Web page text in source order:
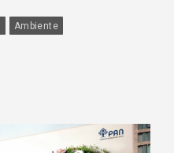
Ambiente